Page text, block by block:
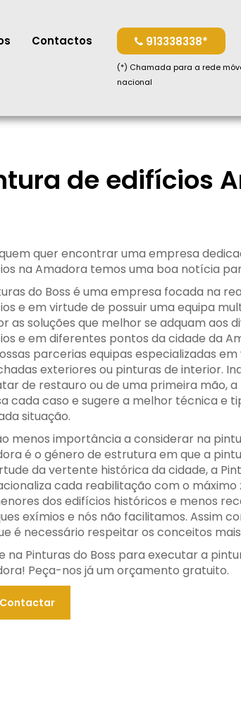
Contactos 913338338*
(*) Chamada para a rede
nacional
de edifícios
quer encontrar uma empresa
na Amadora temos uma boa notícia
do Boss é uma empresa focada na
e em virtude de possuir uma equipa
as soluções que melhor se adquam aos
e em diferentes pontos da cidade da
parcerias equipas especializadas
exteriores ou pinturas de interior.
de restauro ou de uma primeira mão, a
cada caso e sugere a melhor técnica e
situação.
menos importância a considerar na
é o género de estrutura em que a
da vertente histórica da cidade, a
cada reabilitação com o máximo
dos edifícios históricos e menos
exímios e nós não facilitamos. Assim
é necessário respeitar os conceitos
na Pinturas do Boss para executar a
Peça-nos já um orçamento gratuito.
Contactar